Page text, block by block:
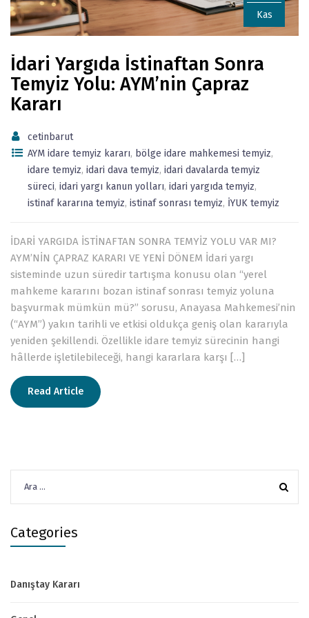
Kas
İdari Yargıda İstinaftan Sonra
Temyiz Yolu: AYM’nin Çapraz
Kararı
cetinbarut
AYM idare temyiz kararı, bölge idare mahkemesi temyiz,
idare temyiz, idari dava temyiz, idari davalarda temyiz
süreci, idari yargı kanun yolları, idari yargıda temyiz,
istinaf kararına temyiz, istinaf sonrası temyiz, İYUK temyiz
İDARİ YARGIDA İSTİNAFTAN SONRA TEMYİZ YOLU VAR MI?
AYM’NİN ÇAPRAZ KARARI VE YENİ DÖNEM İdari yargı
sisteminde uzun süredir tartışma konusu olan “yerel
mahkeme kararını bozan istinaf sonrası temyiz yoluna
başvurmak mümkün mü?” sorusu, Anayasa Mahkemesi’nin
(“AYM”) yakın tarihli ve etkisi oldukça geniş olan kararıyla
yeniden şekillendi. Özellikle idare temyiz sürecinin hangi
hâllerde işletilebileceği, hangi kararlara karşı […]
Read Article
Categories
Danıştay Kararı